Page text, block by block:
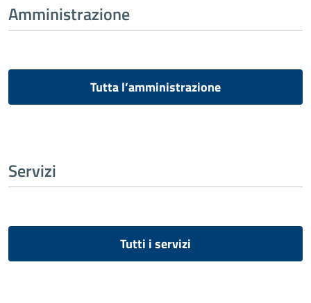
Amministrazione
Tutta l’amministrazione
Servizi
Tutti i servizi